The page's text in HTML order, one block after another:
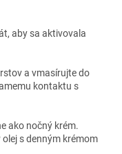
aby sa aktivovala
a vmasírujte do
kontaktu s
ako nočný krém.
s denným krémom